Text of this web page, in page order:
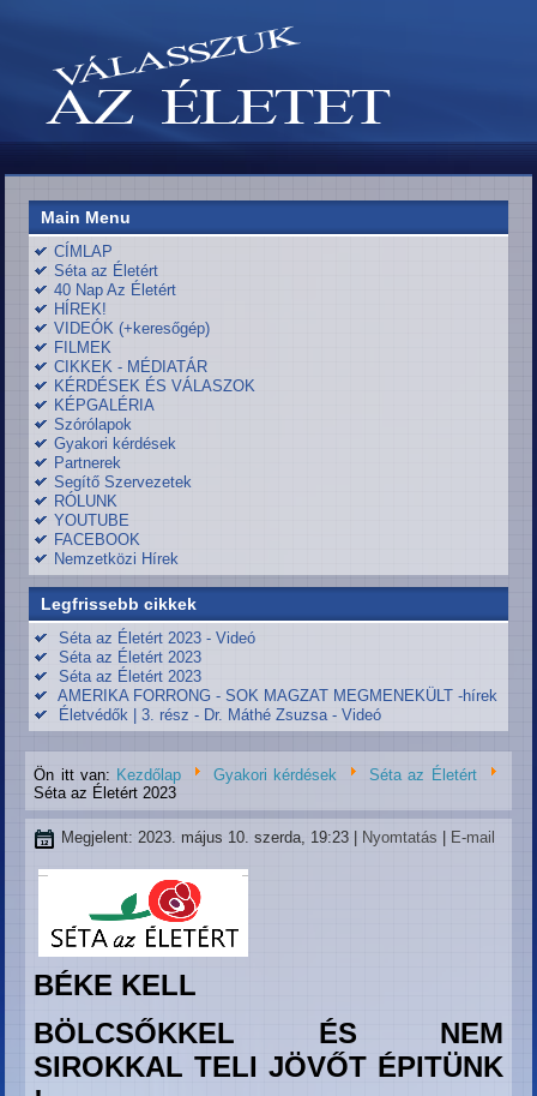
Main Menu
CÍMLAP
Séta az Életért
40 Nap Az Életért
HÍREK!
VIDEÓK (+keresőgép)
FILMEK
CIKKEK - MÉDIATÁR
KÉRDÉSEK ÉS VÁLASZOK
KÉPGALÉRIA
Szórólapok
Gyakori kérdések
Partnerek
Segítő Szervezetek
RÓLUNK
YOUTUBE
FACEBOOK
Nemzetközi Hírek
Legfrissebb cikkek
Séta az Életért 2023 - Videó
Séta az Életért 2023
Séta az Életért 2023
AMERIKA FORRONG - SOK MAGZAT MEGMENEKÜLT -hírek
Életvédők | 3. rész - Dr. Máthé Zsuzsa - Videó
Ön itt van: Kezdőlap Gyakori kérdések
Séta az Életért
Séta az Életért 2023
Megjelent: 2023. május 10. szerda, 19:23 Nyomtatás E-mail
BÉKE KELL
BÖLCSŐKKEL ÉS NEM
SIROKKALTELI JÖVŐT ÉPITÜNK